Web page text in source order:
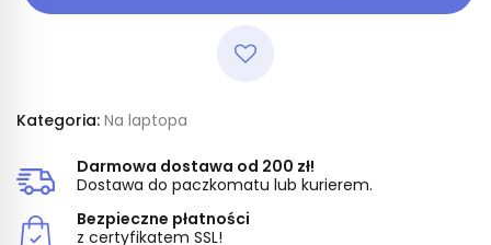
Kategoria: Na laptopa
Darmowa dostawa od 200 zł!
Dostawa do paczkomatu lub kurierem.
Bezpieczne płatności
z certyfikatem SSL!